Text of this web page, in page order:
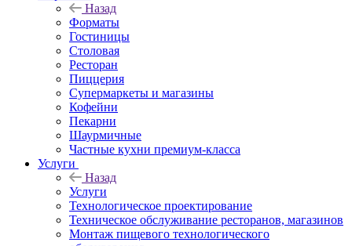
Назад
Форматы
Гостиницы
Столовая
Ресторан
Пиццерия
Супермаркеты и магазины
Кофейни
Пекарни
Шаурмичные
Частные кухни премиум-класса
Услуги
Назад
Услуги
Технологическое проектирование
Техническое обслуживание ресторанов, магазинов
Монтаж пищевого технологического